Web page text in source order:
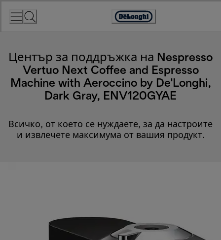
Accessibility
Център за поддръжка на Nespresso
Vertuo Next Coffee and Espresso
Machine with Aeroccino by De'Longhi,
Dark Gray, ENV120GYAE
Всичко, от което се нуждаете, за да настроите
и извлечете максимума от вашия продукт.